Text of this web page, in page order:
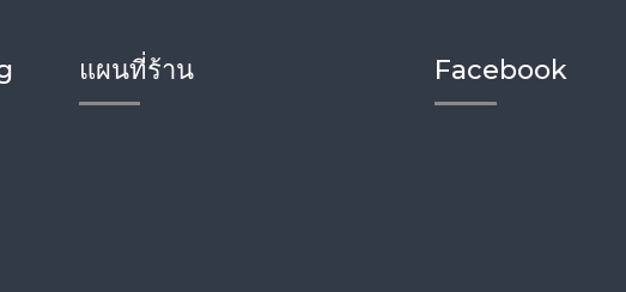
แผนที่ร้าน Facebook